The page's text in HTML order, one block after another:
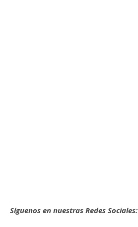
Síguenos en nuestras Redes Sociales: